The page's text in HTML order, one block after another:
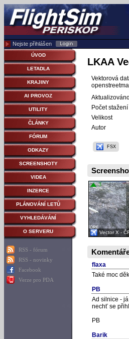
Nejste přihlášen
ÚVOD
LETADLA
KRAJINY
AI PROVOZ
UTILITY
ČLÁNKY
FÓRUM
ODKAZY
SCREENSHOTY
VIDEA
INZERCE
PLÁNOVÁNÍ LETŮ
VYHLEDÁVÁNÍ
O SERVERU
RSS - fórum
RSS - novinky
Facebook
Verze pro PDA
LKAA
Vektorová
Počet stažení
Velikost
Autor
FSX
3
Vector X -
flaxa
Také moc
PB
Ad silnice -
nechť se
PB
Barik